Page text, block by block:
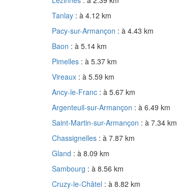
Tanlay : à 4.12 km
Pacy-sur-Armançon : à 4.43 km
Baon : à 5.14 km
Pimelles : à 5.37 km
Vireaux : à 5.59 km
Ancy-le-Franc : à 5.67 km
Argenteuil-sur-Armançon : à 6.49 km
Saint-Martin-sur-Armançon : à 7.34 km
Chassignelles : à 7.87 km
Gland : à 8.09 km
Sambourg : à 8.56 km
Cruzy-le-Châtel : à 8.82 km